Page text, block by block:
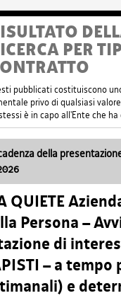
PER
pubblicati costituiscono
privo di qualsiasi
è in capo all'Ente che
della
QUIETE
Persona –
di
– a tempo
e